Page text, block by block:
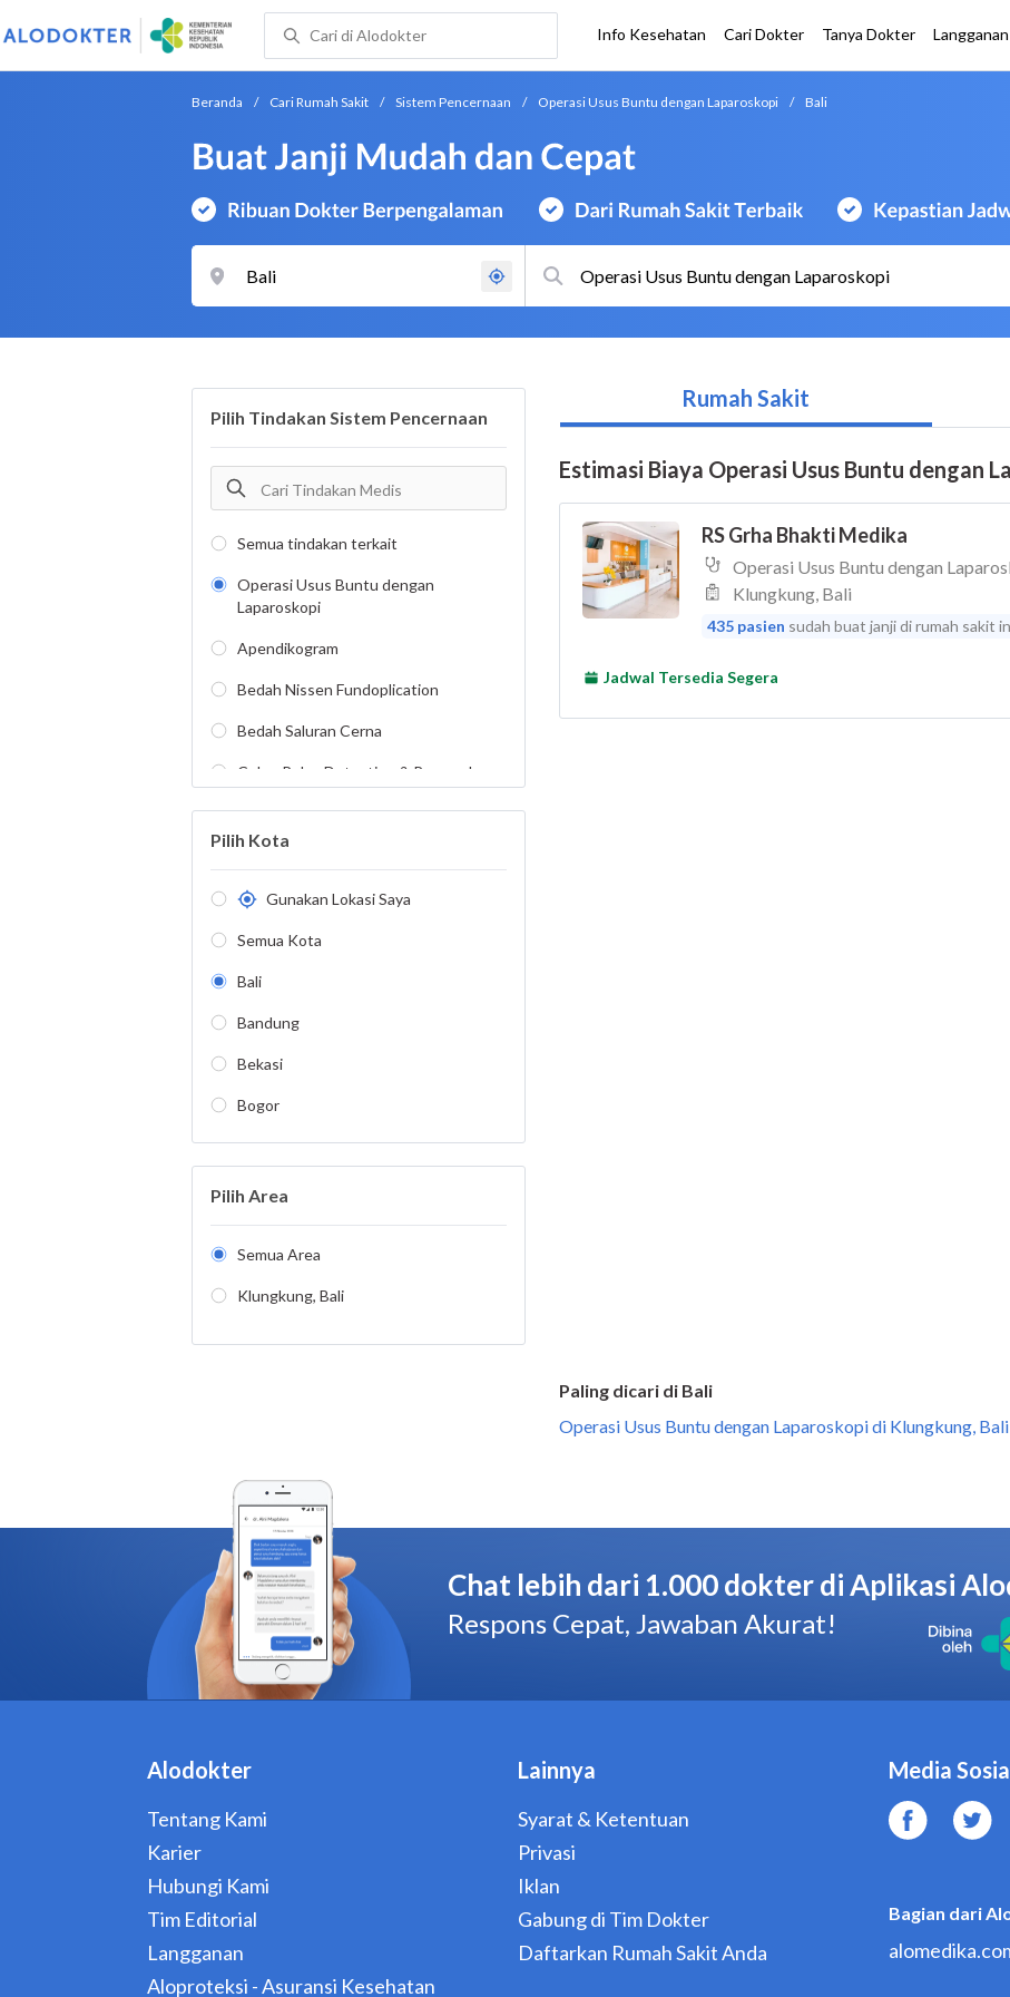
Paling dicari di Bali
Operasi Usus Buntu dengan Laparoskopi di Klungkung, Bali